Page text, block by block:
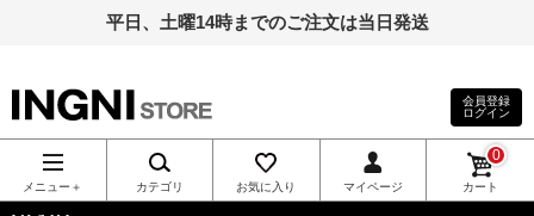
平日、土曜14時までのご注文は当日発送
INGNI（イン
グ）公式通
会員登録
ログイン
メニュー＋ カテゴリ お気に入り マイページ カート
0